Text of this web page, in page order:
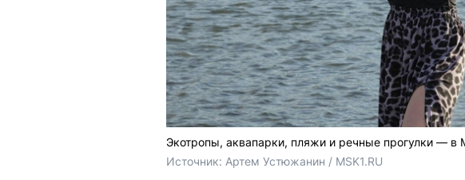
Экотропы, аквапарки, пляжи и речные прогулки —
Источник: Артем Устюжанин / MSK1.RU